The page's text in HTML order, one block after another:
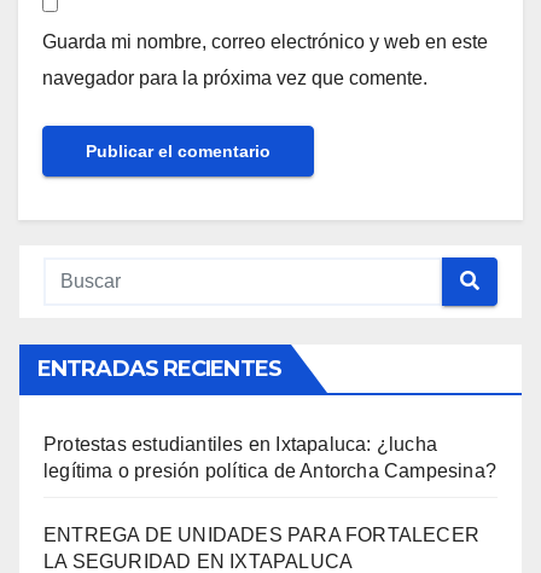
Guarda mi nombre, correo electrónico y web en este
navegador para la próxima vez que comente.
ENTRADAS RECIENTES
Protestas estudiantiles en Ixtapaluca: ¿lucha
legítima o presión política de Antorcha Campesina?
ENTREGA DE UNIDADES PARA FORTALECER
LA SEGURIDAD EN IXTAPALUCA